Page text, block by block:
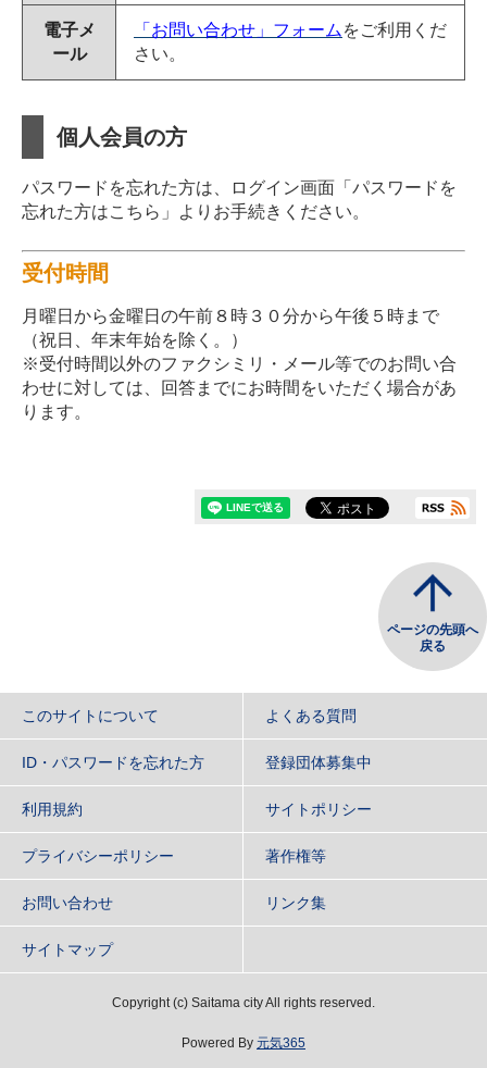
電子メ
ール
「お問い合わせ」フォーム をご利用くだ
さい。
個人会員の方
パスワードを忘れた方は、ログイン画面「パスワードを
忘れた方はこちら」よりお手続きください。
受付時間
月曜日から金曜日の午前８時３０分から午後５時まで
（祝日、年末年始を除く。）
※受付時間以外のファクシミリ・メール等でのお問い合
わせに対しては、回答までにお時間をいただく場合があ
ります。
ページの先頭へ
戻る
このサイトについて よくある質問
ID・パスワードを忘れた方 登録団体募集中
利用規約 サイトポリシー
プライバシーポリシー 著作権等
お問い合わせ リンク集
サイトマップ
Copyright(c) Saitama city All rights reserved.
Powered By 元気365